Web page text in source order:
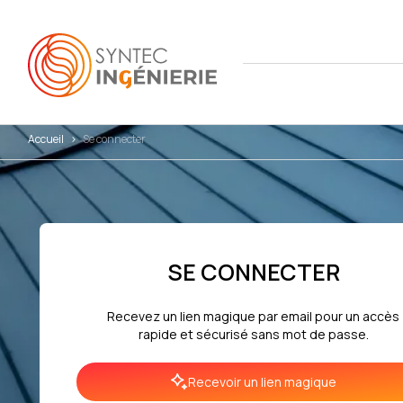
Nous
Notre
Social
Accueil > Se connecter
SE CONNECTER
Recevez un lien magique par email pour un accès
rapide et sécurisé sans mot de passe.
Recevoir un lien magique